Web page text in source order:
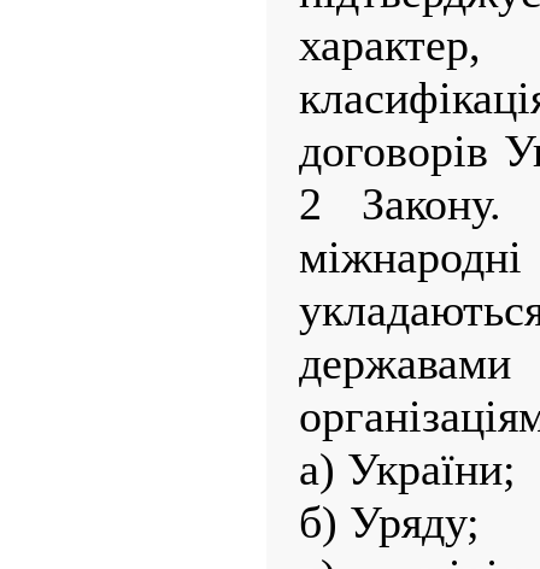
договорів
2 Закону.
а) України;
б) Уряду;